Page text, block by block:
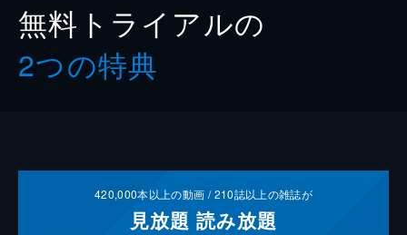
無料トライアルの
2つの特典
420,000本以上の動画 /210誌以上の雑誌が
見放題 読み放題